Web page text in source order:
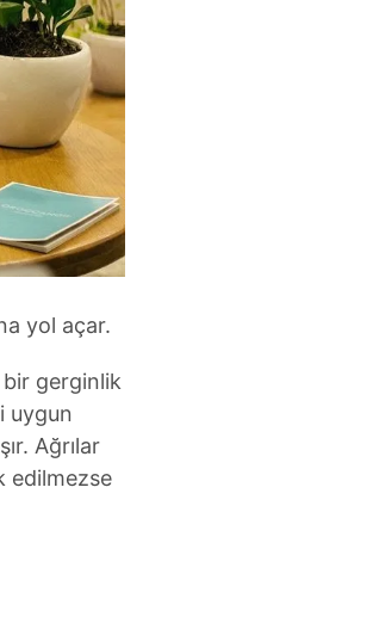
yol açar.
gerginlik
uygun
Ağrılar
edilmezse